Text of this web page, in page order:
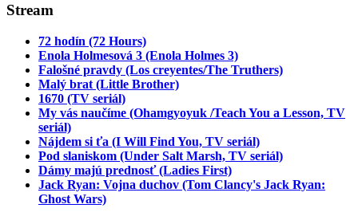
Stream
72 hodín (72 Hours)
Enola Holmesová 3 (Enola Holmes 3)
Falošné pravdy (Los creyentes/The Truthers)
Malý brat (Little Brother)
1670 (TV seriál)
My vás naučíme (Ohamgyoyuk /Teach You a Lesson, TV
seriál)
Nájdem si ťa (I Will Find You, TV seriál)
Pod slaniskom (Under Salt Marsh, TV seriál)
Dámy majú prednosť (Ladies First)
Jack Ryan: Vojna duchov (Tom Clancy's Jack Ryan:
Ghost Wars)